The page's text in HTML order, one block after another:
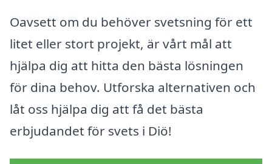
Oavsett om du behöver svetsning för ett
litet eller stort projekt, är vårt mål att
hjälpa dig att hitta den bästa lösningen
för dina behov. Utforska alternativen och
låt oss hjälpa dig att få det bästa
erbjudandet för svets i Diö!